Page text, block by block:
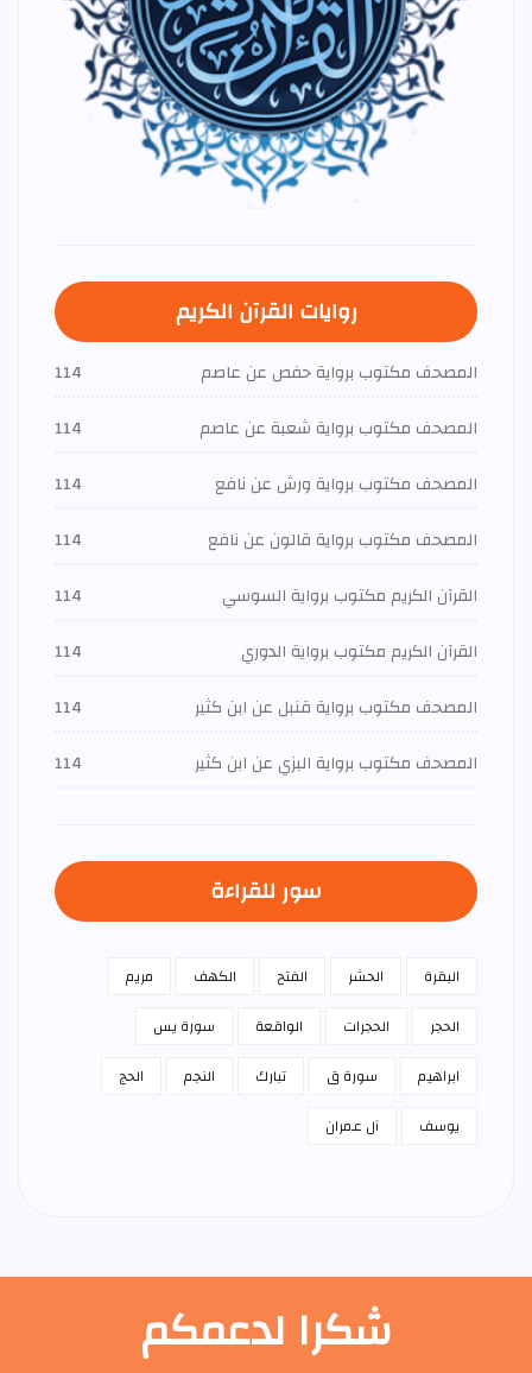
روايات القرآن الكريم
المصحف مكتوب برواية حفص عن عاصم
114
المصحف مكتوب برواية شعبة عن عاصم
114
المصحف مكتوب برواية ورش عن نافع
114
المصحف مكتوب برواية قالون عن نافع
114
القرآن الكريم مكتوب برواية السوسي
114
القرآن الكريم مكتوب برواية الدوري
114
المصحف مكتوب برواية قنبل عن ابن كثير
114
المصحف مكتوب برواية البزي عن ابن كثير
114
سور للقراءة
البقرة الحشر الفتح الكهف
مريم
الحجر
الحجرات الواقعة
سورة يس
ابراهيم
سورة ق تبارك النجم
الحج
يوسف
آل عمران
شكرا لدعمكم